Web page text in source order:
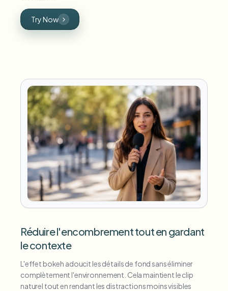
Try Now
Réduire l'encombrement tout en gardant
le contexte
L'effet bokeh adoucit les détails de fond sans éliminer
complètement l'environnement. Cela maintient le clip
naturel tout en rendant les distractions moins visibles